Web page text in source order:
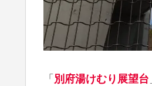
「 別府湯けむり展望台